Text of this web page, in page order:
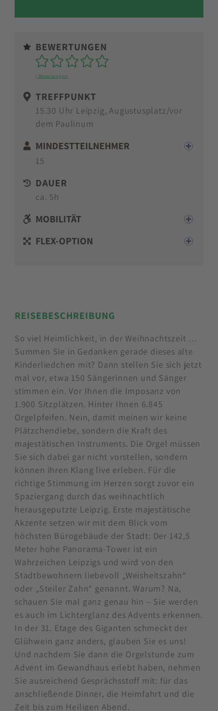
REISEBESCHREIBUNG
So viel Heimlichkeit, in der Weihnachtszeit …
Summen Sie in Gedanken gerade dieses alte
Kinderliedchen mit? Dann stellen Sie sich jetzt
mal vor, etwa 150 Sängerinnen und Sänger
stimmen ein. Vor Ihnen die Imposanz von
1.900 Sitzplätzen. Hinter Ihnen 6.845
Orgelpfeifen. Nein, damit meinen wir keine
Plätzchendiebe, sondern die Kraft des
majestätischen Instruments. Die Orgel müssen
Sie sich dabei gar nicht vorstellen, sondern
können ihren Klang live erleben. Für die
richtige Stimmung im Herzen sorgt zuvor ein
Spaziergang durch das weihnachtlich
herausgeputzte Leipzig. Erste majestätische
Akzente setzen wir mit dem Blick vom
höchsten Bürogebäude der Stadt: Der 142,5
Meter hohe Panorama-Tower ist ein
Wahrzeichen Leipzigs und wird von den
Stadtbewohnern liebevoll „Weisheitszahn“
oder „Steiler Zahn“ genannt. Warum? Na,
schauen Sie mal ganz genau hin – Sie werden
es auch im Lichterglanz des Advents erkennen.
In der 31. Etage des Giganten schmeckt der
Glühwein ganz anders, glauben Sie es uns!
Und nachdem Sie dann die Orgelstunde zum
Advent im Gewandhaus erlebt haben, nehmen
Sie ausreichend Gesprächsstoff mit: für das
anschließende Dinner, die Heimfahrt und die
Zeit bis zum Heiligen Abend.
BEWERTUNGEN
Sterne
( Bewertungen)
TREFFPUNKT
15.30 Uhr Leipzig, Augustusplatz/vor
dem Paulinum
MINDESTTEILNEHMER
15
DAUER
ca. 5h
MOBILITÄT
FLEX-OPTION